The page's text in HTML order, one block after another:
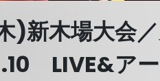
)新木場大会
LIVE&ア